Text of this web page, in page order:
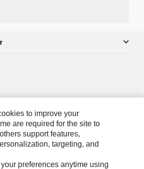
to improve your
are required for the site to
support features,
targeting, and
preferences anytime using